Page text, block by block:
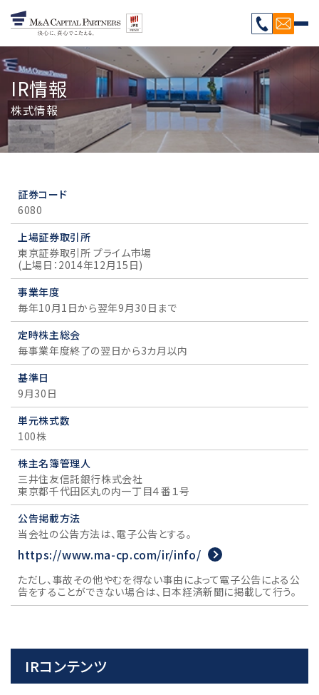
IR情報
株式情報
証券コード
6080
上場証券取引所
東京証券取引所 プライム市場
(上場日：2014年12月15日)
事業年度
毎年10月1日から翌年9月30日まで
定時株主総会
毎事業年度終了の翌日から3カ月以内
基準日
9月30日
単元株式数
100株
株主名簿管理人
三井住友信託銀行株式会社
東京都千代田区丸の内一丁目４番１号
公告掲載方法
当会社の公告方法は、電子公告とする。
https://www.ma-cp.com/ir/info/
ただし、事故その他やむを得ない事由によって電子公告による公
告をすることができない場合は、日本経済新聞に掲載して行う。
IRコンテンツ